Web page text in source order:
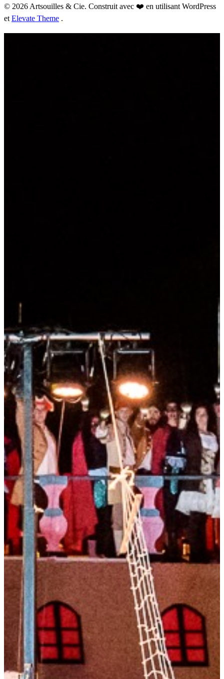
© 2026 Artsouilles & Cie. Construit avec ❤️ en utilisant WordPress
et Elevate Theme .